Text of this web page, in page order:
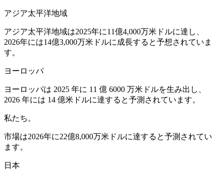
アジア太平洋地域
アジア太平洋地域は2025年に11億4,000万米ドルに達し、
2026年には14億3,000万米ドルに成長すると予想されていま
す。
ヨーロッパ
ヨーロッパは 2025 年に 11 億 6000 万米ドルを生み出し、
2026 年には 14 億米ドルに達すると予測されています。
私たち。
市場は2026年に22億8,000万米ドルに達すると予測されてい
ます。
日本